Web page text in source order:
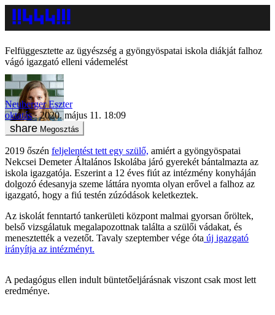
Felfüggesztette az ügyészség a gyöngyöspatai iskola diákját falhoz
vágó igazgató elleni vádemelést
Neuberger Eszter
oktatás
2020. május 11. 18:09
Megosztás
2019 őszén feljelentést tett egy szülő, amiért a gyöngyöspatai
Nekcsei Demeter Általános Iskolába járó gyerekét bántalmazta az
iskola igazgatója. Eszerint a 12 éves fiút az intézmény konyháján
dolgozó édesanyja szeme láttára nyomta olyan erővel a falhoz az
igazgató, hogy a fiú testén zúzódások keletkeztek.
Az iskolát fenntartó tankerületi központ malmai gyorsan őröltek,
belső vizsgálatuk megalapozottnak találta a szülői vádakat, és
menesztették a vezetőt. Tavaly szeptember vége óta új igazgató
irányítja az intézményt.
A pedagógus ellen indult büntetőeljárásnak viszont csak most lett
eredménye.